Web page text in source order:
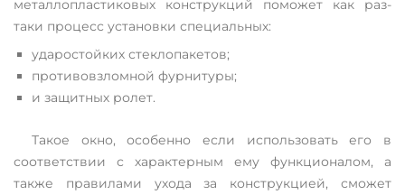
металлопластиковых конструкций поможет как раз-
таки процесс установки специальных:
ударостойких стеклопакетов;
противовзломной фурнитуры;
и защитных ролет.
Такое окно, особенно если использовать его в
соответствии с характерным ему функционалом, а
также правилами ухода за конструкцией, сможет